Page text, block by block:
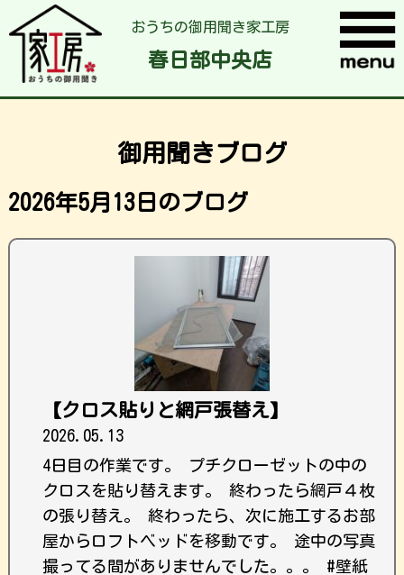
おうちの御用聞き家工房
春日部中央店
御用聞きブログ
2026年5月13日のブログ
【クロス貼りと網戸張替え】
2026.05.13
4日目の作業です。 プチクローゼットの中の
クロスを貼り替えます。 終わったら網戸４枚
の張り替え。 終わったら、次に施工するお部
屋からロフトベッドを移動です。 途中の写真
撮ってる間がありませんでした。。。 #壁紙